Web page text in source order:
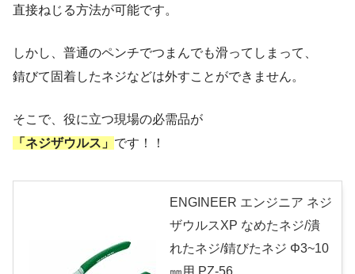
直接ねじる方法が可能です。
しかし、普通のペンチでつまんでも滑ってしまって、
錆びて固着したネジなどは外すことができません。
そこで、役に立つ現場の必需品が
「ネジザウルス」 です！！
ENGINEER エンジニア ネジ
ザウルスXP なめたネジ/潰
れたネジ/錆びたネジ Φ3~10
㎜用 PZ-56